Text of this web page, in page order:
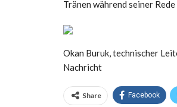
Tränen während seiner
Okan Buruk, technischer
Nachricht
Share Facebook